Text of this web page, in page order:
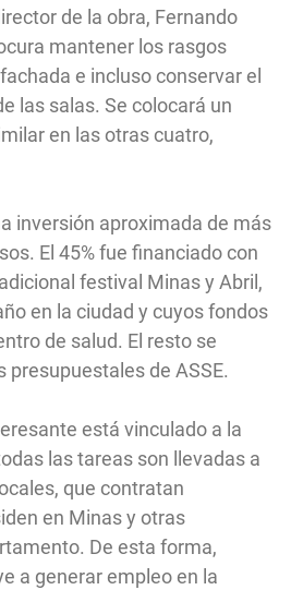
de la obra, Fernando
mantener los rasgos
e incluso conservar el
las salas. Se colocará un
en las otras cuatro,
inversión aproximada de más
El 45% fue financiado con
festival Minas y Abril,
en la ciudad y cuyos fondos
de salud. El resto se
presupuestales de ASSE.
está vinculado a la
las tareas son llevadas a
que contratan
en Minas y otras
De esta forma,
a generar empleo en la